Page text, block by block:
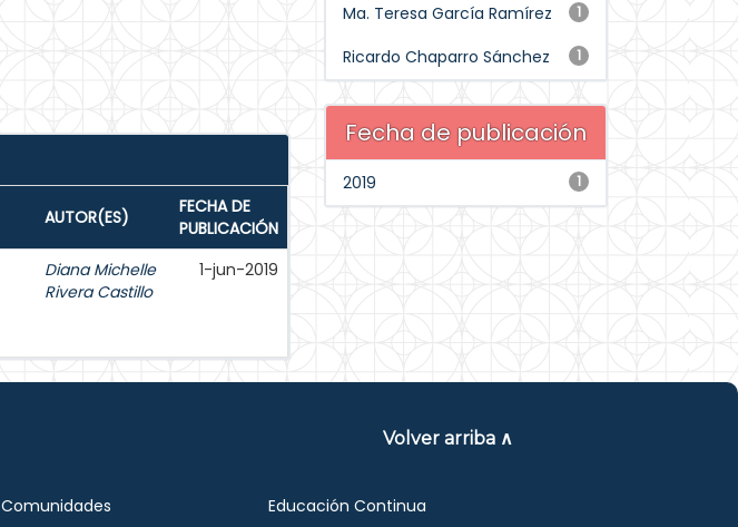
AUTOR(ES)
FECHA DE
PUBLICACIÓN
Diana Michelle
Rivera Castillo
1-jun-2019
1
Ma. Teresa García Ramírez
1
Ricardo Chaparro Sánchez
Fecha de publicación
1
2019
Volver arriba ∧
Comunidades
Educación Continua